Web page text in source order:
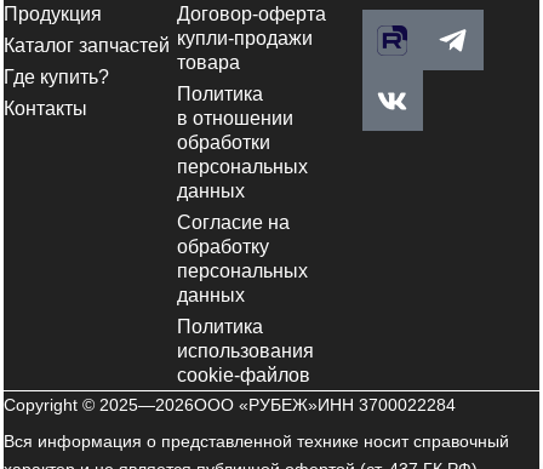
Продукция
Каталог запчастей
Где купить?
Контакты
Договор-оферта
купли-продажи
товара
Политика
в отношении
обработки
персональных
данных
Согласие на
обработку
персональных
данных
Политика
использования
cookie-файлов
T
e
n
e
V
k
Copyright © 2025—2026ООО «РУБЕЖ»ИНН 3700022284
Вся информация о представленной технике носит справочный